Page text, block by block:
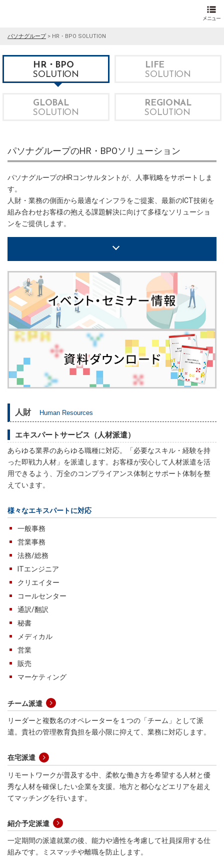
パソナグループ> HR・BPO SOLUTION
HR・BPO
SOLUTION
LIFE
SOLUTION
GLOBAL
SOLUTION
REGIONAL
SOLUTION
パソナグループのHR・BPOソリューション
パソナグループのHRコンサルタントが、人事戦略をサポートしま
す。
人財・業務の側面から最適なインフラをご提案、最新のICT技術を
組み合わせお客様の抱える課題解決に向けて多様なソリューショ
ンをご提供します。
人財 Human Resources
エキスパートサービス（人材派遣）
あらゆる業界のあらゆる職種に対応。「必要なスキル・経験を持
った即戦力人材」を派遣します。お客様が安心して人材派遣を活
用できるよう、万全のコンプライアンス体制とサポート体制を整
えています。
様々なエキスパートに対応
一般事務
営業事務
法務/総務
ITエンジニア
クリエイター
コールセンター
通訳/翻訳
秘書
メディカル
営業
販売
マーケティング
チーム派遣
リーダーと複数名のオペレーターを１つの「チーム」として派
遣。貴社の管理教育負担を最小限に抑えて、業務に対応します。
在宅派遣
リモートワークが普及する中、柔軟な働き方を希望する人材と優
秀な人材を確保したい企業を支援。地方と都心などエリアを超え
てマッチングを行います。
紹介予定派遣
一定期間の派遣就業の後、能力や適性を考慮して社員採用する仕
組みです。ミスマッチや離職を防止します。